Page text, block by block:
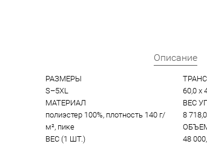
Описание
РАЗМЕРЫ
S–5XL
МАТЕРИАЛ
полиэстер 100%, плотность 140 г/
м², пике
ВЕС (1 ШТ.)
60,0 x
ВЕС
8
48